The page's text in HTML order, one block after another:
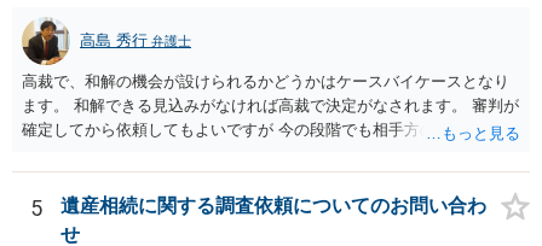
すが、現代では、各々が自由に価格設定をしていますので、特に相場
はお示しできません。ただし、かつて日本弁護士連合会が設けていた
報酬基準を踏まえて価格設定している弁護士は一定数いると思います
ので、それが一応の目安となるでしょう。
高島 秀行 弁護士
高裁で、和解の機会が設けられるかどうかはケースバイケースとなり
ます。 和解できる見込みがなければ高裁で決定がなされます。 審判が
確定してから依頼してもよいですが 今の段階でも相手方の連絡が迷惑
5
遺産相続に関する調査依頼についてのお問い合わ
せ